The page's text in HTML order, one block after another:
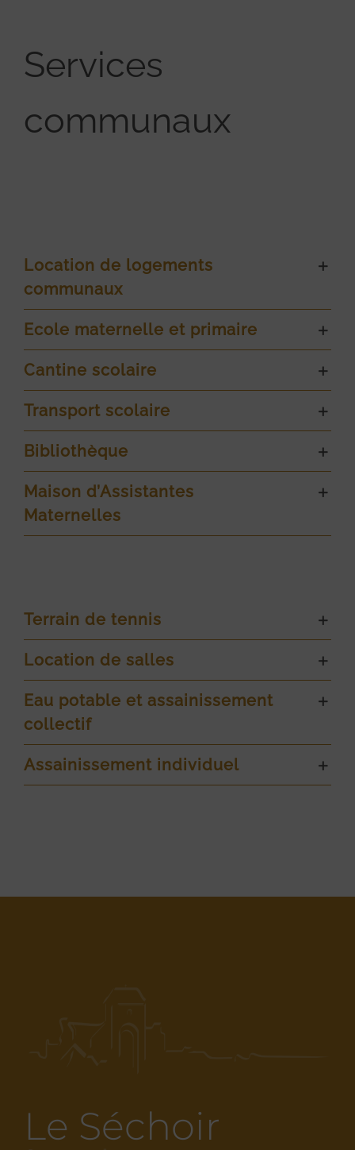
Services
communaux
Location de logements
communaux
Ecole maternelle et primaire
Cantine scolaire
Transport scolaire
Bibliothèque
Maison d’Assistantes
Maternelles
Terrain de tennis
Location de salles
Eau potable et assainissement
collectif
Assainissement individuel
Le Séchoir